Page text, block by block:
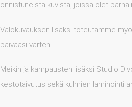
onnistuneista kuvista, joissa olet
Valokuvauksen lisäksi toteutamme
päivääsi varten.
Meikin ja kampausten lisäksi Studio
kestotaivutus sekä kulmien laminointi